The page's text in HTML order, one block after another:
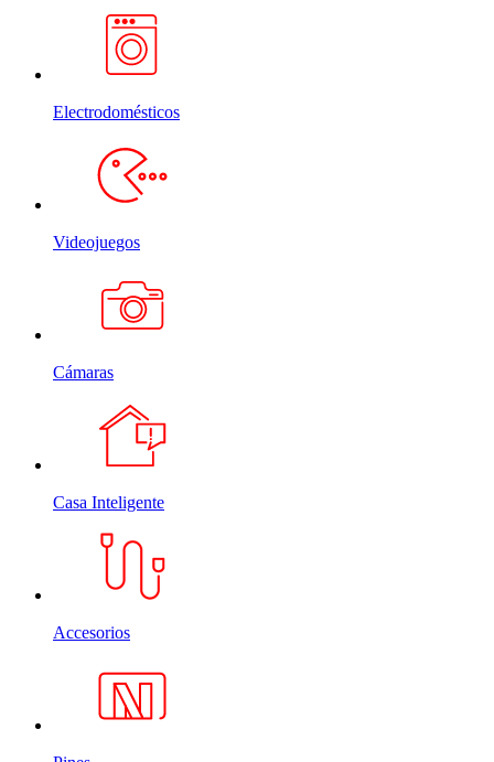
Electrodomésticos
Videojuegos
Cámaras
Casa Inteligente
Accesorios